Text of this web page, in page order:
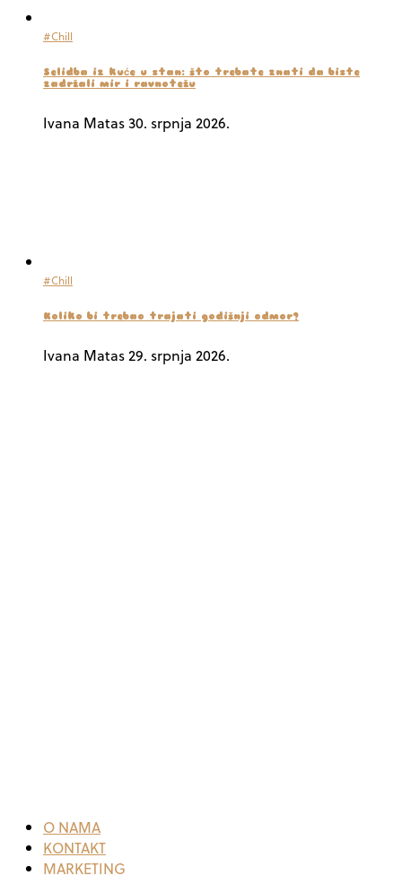
#Chill
Selidba iz kuće u stan: što trebate znati da biste
zadržali mir i ravnotežu
Ivana Matas30. srpnja 2026.
#Chill
Koliko bi trebao trajati godišnji odmor?
Ivana Matas29. srpnja 2026.
O NAMA
KONTAKT
MARKETING